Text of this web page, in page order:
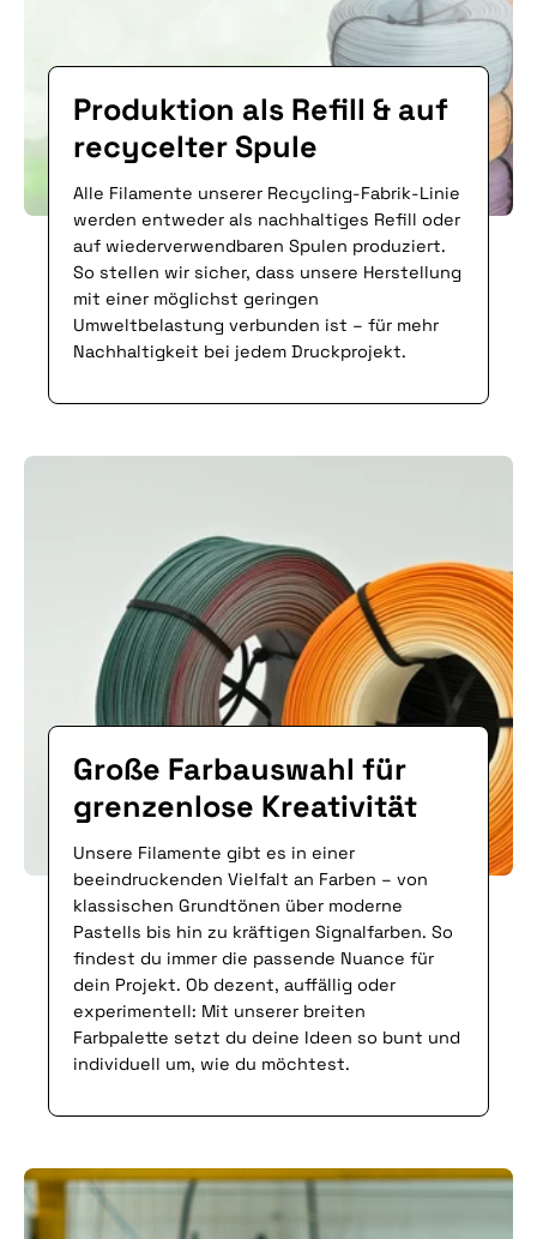
Produktion als Refill & auf
recycelter Spule
Alle Filamente unserer Recycling-Fabrik-Linie
werden entweder als nachhaltiges Refill oder
auf wiederverwendbaren Spulen produziert.
So stellen wir sicher, dass unsere Herstellung
mit einer möglichst geringen
Umweltbelastung verbunden ist – für mehr
Nachhaltigkeit bei jedem Druckprojekt.
Große Farbauswahl für
grenzenlose Kreativität
Unsere Filamente gibt es in einer
beeindruckenden Vielfalt an Farben – von
klassischen Grundtönen über moderne
Pastells bis hin zu kräftigen Signalfarben. So
findest du immer die passende Nuance für
dein Projekt. Ob dezent, auffällig oder
experimentell: Mit unserer breiten
Farbpalette setzt du deine Ideen so bunt und
individuell um, wie du möchtest.